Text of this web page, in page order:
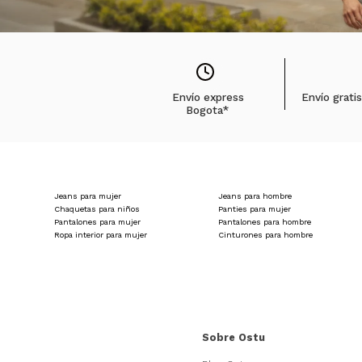
Envío express
Bogota*
Envío
Jeans para mujer Jeans para hombre
Chaquetas para niños
Panties para mujer
Pantalones para mujer
Pantalones para hombre
Ropa interior para mujer
Cinturones para hombre
Sobre Ostu